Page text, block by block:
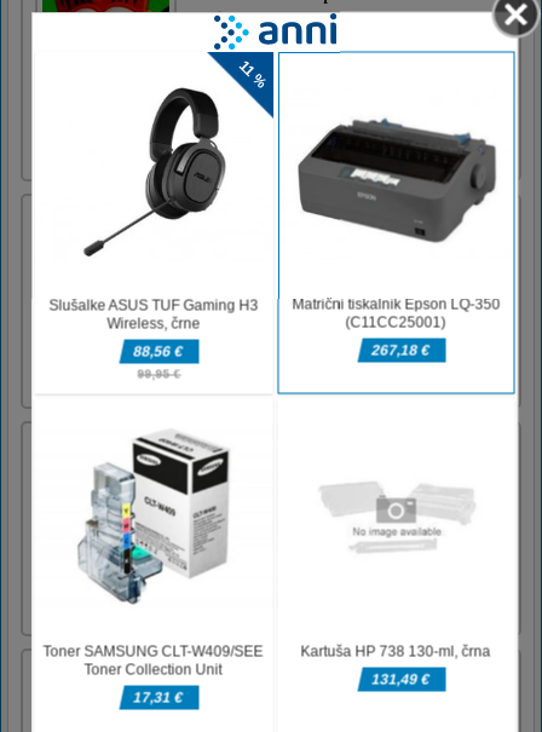
Garfield Memory Time je ugankarska igra, v
kateri morate ujemati dve sliki vsake vrste. Če
želite obrniti sliko, kliknite nanjo in poskusite
poiskati par. Ko vidite, kje je slika, se
poskušate spomniti, ker bo to pomagalo pri
teh tekmah. Za izpolnitev cilja potrebujete
Space Room Escape
Space Room Escape je ugankarska igra
vseh ravneh. Če je mogoče, odskočite od
stene, da prilagodite trenutni položaj in
poberite aktovko. Izogibajte se vsem oviram
in uporabite gravitacijo, da [...]
Space Brickout
This is retro game similar like brickout game
and you need to overcome the many different
obstacles that you encounter playing this
game. In this game you have 10 levels. Tray
to go as far as you can and enjoy in this
and tray to win.Us [...]
Super zajček
Super Bunny Man je pustolovska igra za 2